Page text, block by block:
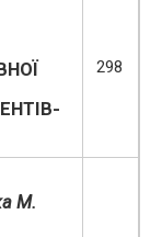
298
М.